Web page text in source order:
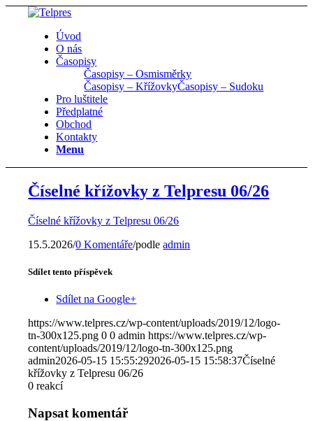
Úvod
O nás
Časopisy
Časopisy – Osmisměrky
Časopisy – KřížovkyČasopisy – Sudoku
Pro luštitele
Předplatné
Obchod
Kontakty
Menu
Číselné křížovky z Telpresu 06/26
Číselné křížovky z Telpresu 06/26
15.5.2026/0 Komentáře/podleadmin
Sdílet tento příspěvek
Sdílet na Google+
https://www.telpres.cz/wp-content/uploads/2019/12/logo-
tn-300x125.png 0 0 admin https://www.telpres.cz/wp-
content/uploads/2019/12/logo-tn-300x125.png
admin2026-05-15 15:55:292026-05-15 15:58:37Číselné
křížovky z Telpresu 06/26
0 reakcí
Napsat komentář